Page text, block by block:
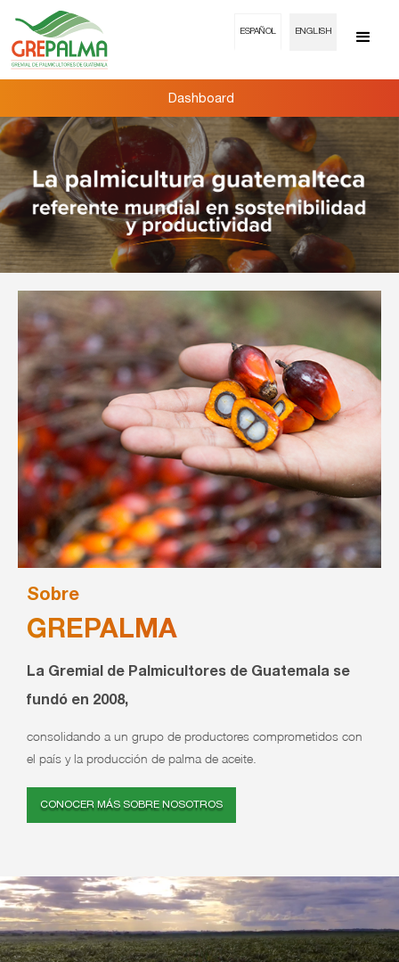
ESPAÑOL ENGLISH
Dashboard
Sobre
GREPALMA
La Gremial de Palmicultores de Guatemala se
fundó en 2008,
consolidando a un grupo de productores comprometidos con
el país y la producción de palma de aceite.
CONOCER MÁS SOBRE NOSOTROS